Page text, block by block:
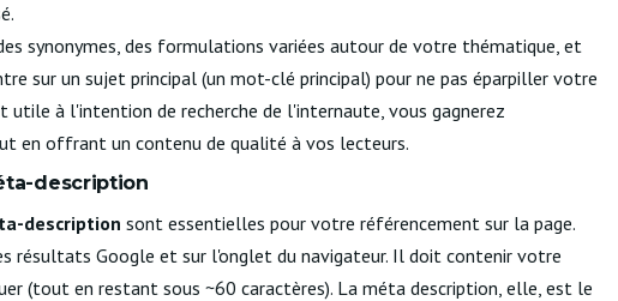
synonymes, des formulations variées autour de votre thématique, et
sur un sujet principal (un mot-clé principal) pour ne pas éparpiller votre
utile à l'intention de recherche de l'internaute, vous gagnerez
en offrant un contenu de qualité à vos lecteurs.
description
description sont essentielles pour votre référencement sur la page.
résultats Google et sur l'onglet du navigateur. Il doit contenir votre
(tout en restant sous ~60 caractères). La méta description, elle, est le